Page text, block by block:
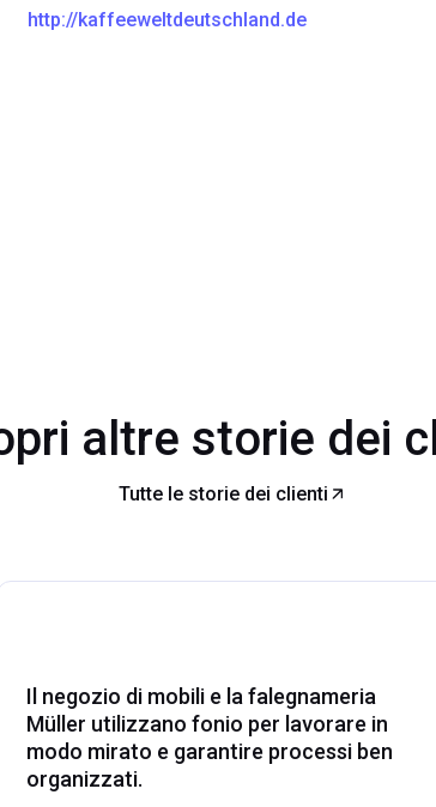
http://kaffeeweltdeutschland.de
altre storie dei
Tutte le storie dei clienti
Il negozio di mobili e la falegnameria
Müller utilizzano fonio per lavorare in
modo mirato e garantire processi ben
organizzati.